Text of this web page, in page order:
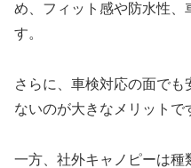
め、フィット感や防水性、
す。
さらに、車検対応の面で
ないのが大きなメリットで
一方、社外キャノピーは種